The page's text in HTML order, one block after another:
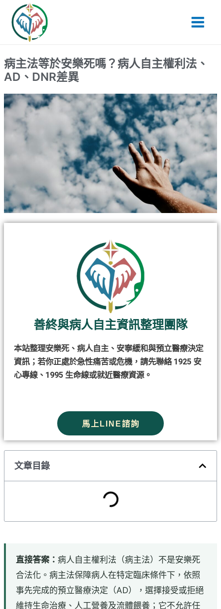
內
容
Menu
病主法等於安樂死嗎？病人自主權利法、
AD、DNR差異
善終與病人自主資訊整理團隊
本站整理安樂死、病人自主、安寧緩和與預立醫療決定
資訊；若你正處於急性痛苦或危機，請先聯絡 1925 安
心專線、1995 生命線或就近醫療資源。
馬上LINE諮詢
文章目錄
直接答案：病人自主權利法（病主法）不是安樂死
合法化。病主法保障病人在特定臨床條件下，依照
事先完成的預立醫療決定（AD），選擇接受或拒絕
維持生命治療、人工營養及流體餵養；它不允許任